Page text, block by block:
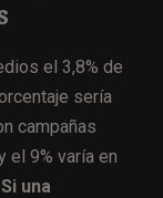
el 3,8% de
sería
campañas
el 9% varía en
una